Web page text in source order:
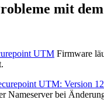
mit
UTM Firmware
UTM: Version
Nameserver bei